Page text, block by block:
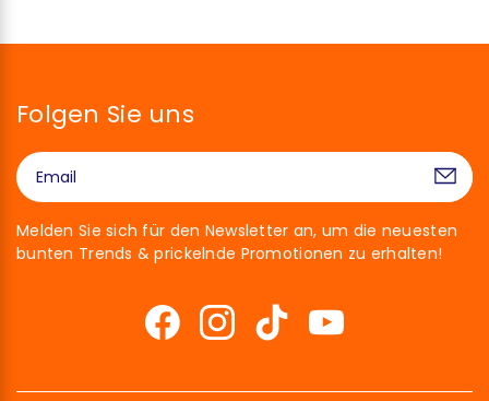
Folgen Sie uns
Melden Sie sich für den Newsletter an, um die neuesten
bunten Trends & prickelnde Promotionen zu erhalten!